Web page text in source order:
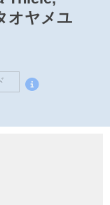
オヤメユ